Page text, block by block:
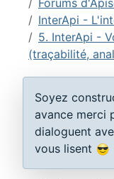
Forums
InterApi -
5. InterApi -
(traçabilité,
Soyez
avance merci
dialoguent
vous lisent